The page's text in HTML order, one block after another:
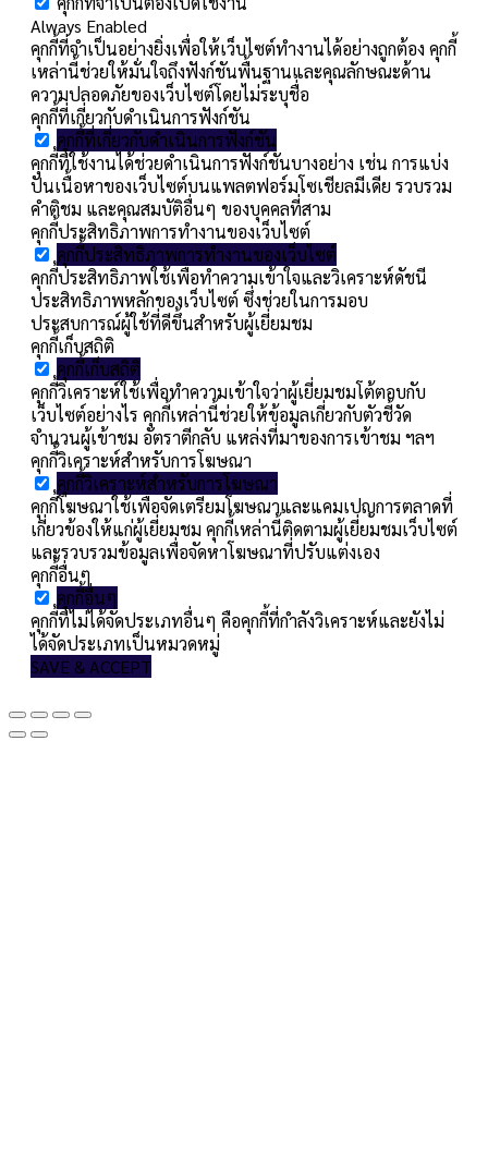
Always Enabled
คุกกี้ที่จำเป็นอย่างยิ่งเพื่อให้เว็บไซต์ทำงานได้อย่างถูกต้อง คุกกี้
เหล่านี้ช่วยให้มั่นใจถึงฟังก์ชันพื้นฐานและคุณลักษณะด้าน
ความปลอดภัยของเว็บไซต์โดยไม่ระบุชื่อ
คุกกี้ที่เกี่ยวกับดำเนินการฟังก์ชัน
คุกกี้ที่เกี่ยวกับดำเนินการฟังก์ชัน
คุกกี้ที่ใช้งานได้ช่วยดำเนินการฟังก์ชันบางอย่าง เช่น การแบ่ง
ปันเนื้อหาของเว็บไซต์บนแพลตฟอร์มโซเชียลมีเดีย รวบรวม
คำติชม และคุณสมบัติอื่นๆ ของบุคคลที่สาม
คุกกี้ประสิทธิภาพการทำงานของเว็บไซต์
คุกกี้ประสิทธิภาพการทำงานของเว็บไซต์
คุกกี้ประสิทธิภาพใช้เพื่อทำความเข้าใจและวิเคราะห์ดัชนี
ประสิทธิภาพหลักของเว็บไซต์ ซึ่งช่วยในการมอบ
ประสบการณ์ผู้ใช้ที่ดีขึ้นสำหรับผู้เยี่ยมชม
คุกกี้เก็บสถิติ
คุกกี้เก็บสถิติ
คุกกี้วิเคราะห์ใช้เพื่อทำความเข้าใจว่าผู้เยี่ยมชมโต้ตอบกับ
เว็บไซต์อย่างไร คุกกี้เหล่านี้ช่วยให้ข้อมูลเกี่ยวกับตัวชี้วัด
จำนวนผู้เข้าชม อัตราตีกลับ แหล่งที่มาของการเข้าชม ฯลฯ
คุกกี้วิเคราะห์สำหรับการโฆษณา
คุกกี้วิเคราะห์สำหรับการโฆษณา
คุกกี้โฆษณาใช้เพื่อจัดเตรียมโฆษณาและแคมเปญการตลาดที่
เกี่ยวข้องให้แก่ผู้เยี่ยมชม คุกกี้เหล่านี้ติดตามผู้เยี่ยมชมเว็บไซต์
และรวบรวมข้อมูลเพื่อจัดหาโฆษณาที่ปรับแต่งเอง
คุกกี้อื่นๆ
คุกกี้อื่นๆ
คุกกี้ที่ไม่ได้จัดประเภทอื่นๆ คือคุกกี้ที่กำลังวิเคราะห์และยังไม่
ได้จัดประเภทเป็นหมวดหมู่
SAVE & ACCEPT